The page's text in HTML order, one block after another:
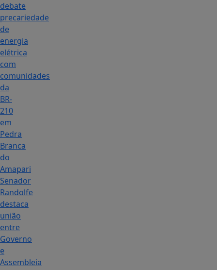
debate
precariedade
de
energia
elétrica
com
comunidades
da
BR-
210
em
Pedra
Branca
do
Amapari
Senador
Randolfe
destaca
união
entre
Governo
e
Assembleia